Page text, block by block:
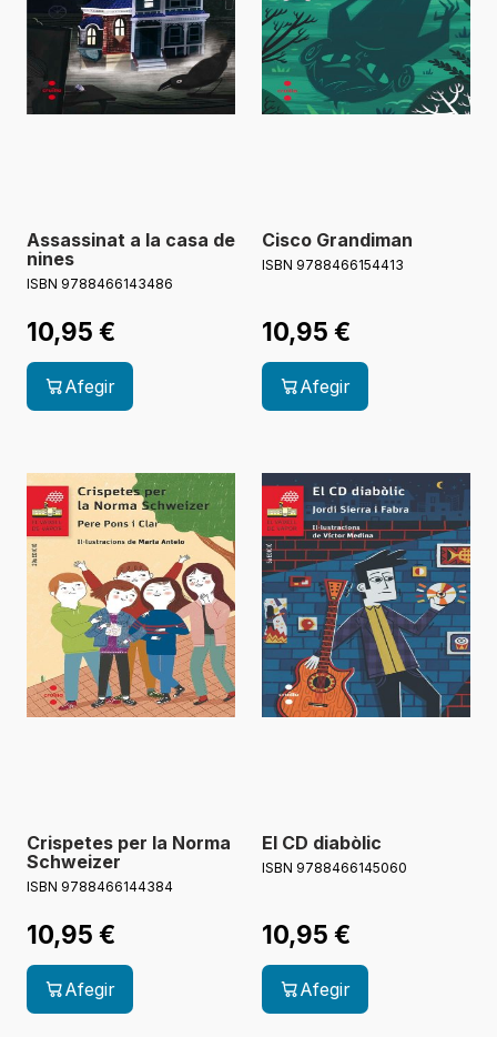
Assassinat a la casa de
nines
ISBN 9788466143486
10,95 €
Afegir
Cisco Grandiman
ISBN 9788466154413
10,95 €
Afegir
Crispetes per la Norma
Schweizer
ISBN 9788466144384
10,95 €
Afegir
El CD diabòlic
ISBN 9788466145060
10,95 €
Afegir